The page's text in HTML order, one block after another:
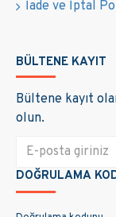
İade ve İptal
BÜLTENE KAYIT
Bültene kayıt
olun.
DOĞRULAMA